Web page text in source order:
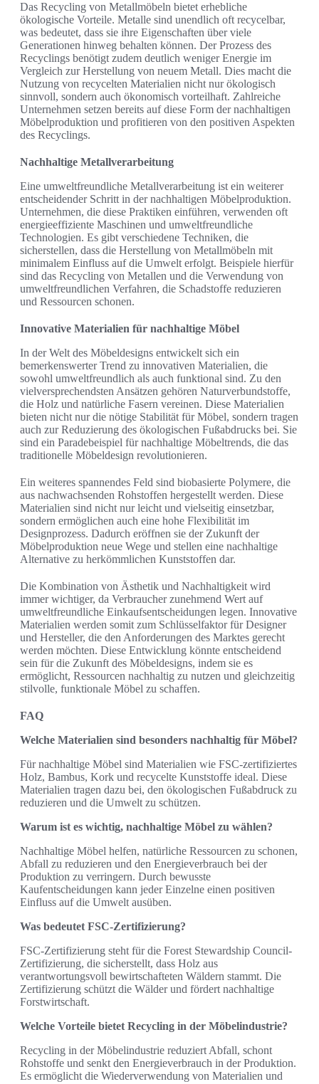
Das Recycling von Metallmöbeln bietet erhebliche
ökologische Vorteile. Metalle sind unendlich oft recycelbar,
was bedeutet, dass sie ihre Eigenschaften über viele
Generationen hinweg behalten können. Der Prozess des
Recyclings benötigt zudem deutlich weniger Energie im
Vergleich zur Herstellung von neuem Metall. Dies macht die
Nutzung von recycelten Materialien nicht nur ökologisch
sinnvoll, sondern auch ökonomisch vorteilhaft. Zahlreiche
Unternehmen setzen bereits auf diese Form der nachhaltigen
Möbelproduktion und profitieren von den positiven Aspekten
des Recyclings.
Nachhaltige Metallverarbeitung
Eine umweltfreundliche Metallverarbeitung ist ein weiterer
entscheidender Schritt in der nachhaltigen Möbelproduktion.
Unternehmen, die diese Praktiken einführen, verwenden oft
energieeffiziente Maschinen und umweltfreundliche
Technologien. Es gibt verschiedene Techniken, die
sicherstellen, dass die Herstellung von Metallmöbeln mit
minimalem Einfluss auf die Umwelt erfolgt. Beispiele hierfür
sind das Recycling von Metallen und die Verwendung von
umweltfreundlichen Verfahren, die Schadstoffe reduzieren
und Ressourcen schonen.
Innovative Materialien für nachhaltige Möbel
In der Welt des Möbeldesigns entwickelt sich ein
bemerkenswerter Trend zu innovativen Materialien, die
sowohl umweltfreundlich als auch funktional sind. Zu den
vielversprechendsten Ansätzen gehören Naturverbundstoffe,
die Holz und natürliche Fasern vereinen. Diese Materialien
bieten nicht nur die nötige Stabilität für Möbel, sondern tragen
auch zur Reduzierung des ökologischen Fußabdrucks bei. Sie
sind ein Paradebeispiel für nachhaltige Möbeltrends, die das
traditionelle Möbeldesign revolutionieren.
Ein weiteres spannendes Feld sind biobasierte Polymere, die
aus nachwachsenden Rohstoffen hergestellt werden. Diese
Materialien sind nicht nur leicht und vielseitig einsetzbar,
sondern ermöglichen auch eine hohe Flexibilität im
Designprozess. Dadurch eröffnen sie der Zukunft der
Möbelproduktion neue Wege und stellen eine nachhaltige
Alternative zu herkömmlichen Kunststoffen dar.
Die Kombination von Ästhetik und Nachhaltigkeit wird
immer wichtiger, da Verbraucher zunehmend Wert auf
umweltfreundliche Einkaufsentscheidungen legen. Innovative
Materialien werden somit zum Schlüsselfaktor für Designer
und Hersteller, die den Anforderungen des Marktes gerecht
werden möchten. Diese Entwicklung könnte entscheidend
sein für die Zukunft des Möbeldesigns, indem sie es
ermöglicht, Ressourcen nachhaltig zu nutzen und gleichzeitig
stilvolle, funktionale Möbel zu schaffen.
FAQ
Welche Materialien sind besonders nachhaltig für Möbel?
Für nachhaltige Möbel sind Materialien wie FSC-zertifiziertes
Holz, Bambus, Kork und recycelte Kunststoffe ideal. Diese
Materialien tragen dazu bei, den ökologischen Fußabdruck zu
reduzieren und die Umwelt zu schützen.
Warum ist es wichtig, nachhaltige Möbel zu wählen?
Nachhaltige Möbel helfen, natürliche Ressourcen zu schonen,
Abfall zu reduzieren und den Energieverbrauch bei der
Produktion zu verringern. Durch bewusste
Kaufentscheidungen kann jeder Einzelne einen positiven
Einfluss auf die Umwelt ausüben.
Was bedeutet FSC-Zertifizierung?
FSC-Zertifizierung steht für die Forest Stewardship Council-
Zertifizierung, die sicherstellt, dass Holz aus
verantwortungsvoll bewirtschafteten Wäldern stammt. Die
Zertifizierung schützt die Wälder und fördert nachhaltige
Forstwirtschaft.
Welche Vorteile bietet Recycling in der Möbelindustrie?
Recycling in der Möbelindustrie reduziert Abfall, schont
Rohstoffe und senkt den Energieverbrauch in der Produktion.
Es ermöglicht die Wiederverwendung von Materialien und